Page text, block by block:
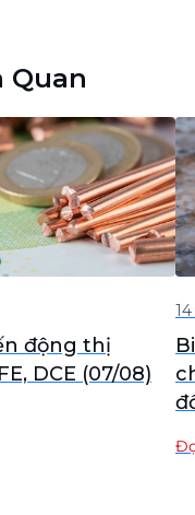
Quan
động thị
DCE (07/08)